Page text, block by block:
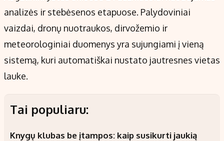
analizės ir stebėsenos etapuose. Palydoviniai
vaizdai, dronų nuotraukos, dirvožemio ir
meteorologiniai duomenys yra sujungiami į vieną
sistemą, kuri automatiškai nustato jautresnes vietas
lauke.
Tai populiaru:
Knygų klubas be įtampos: kaip susikurti jaukią